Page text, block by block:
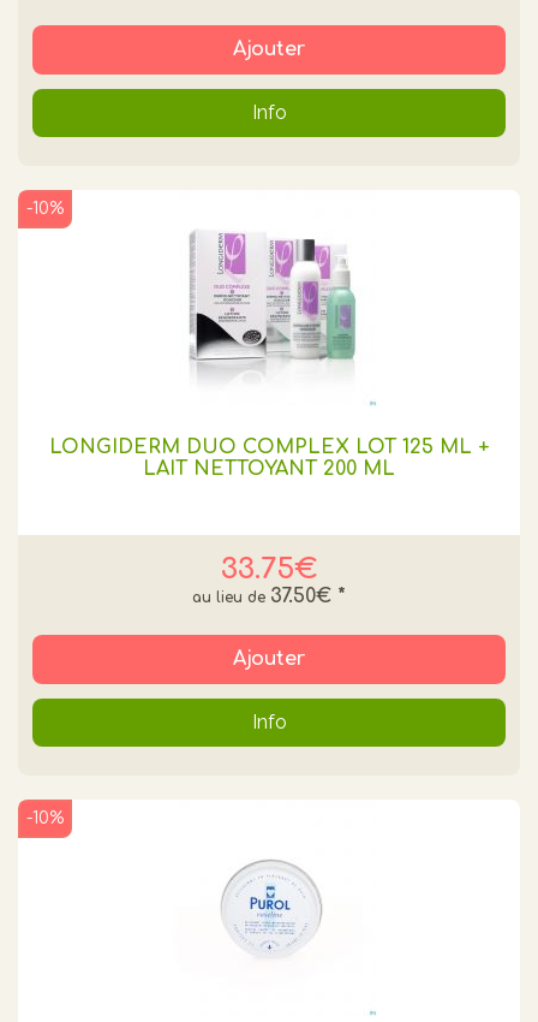
Ajouter
Info
LONGIDERM DUO COMPLEX LOT 125 ML +
LAIT NETTOYANT 200 ML
33.75€
-10%
37.50€ *
Ajouter
Info
-10%